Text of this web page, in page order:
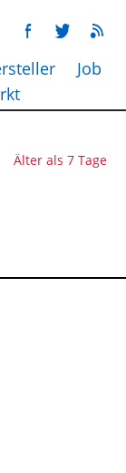
Job
Älter als 7 Tage